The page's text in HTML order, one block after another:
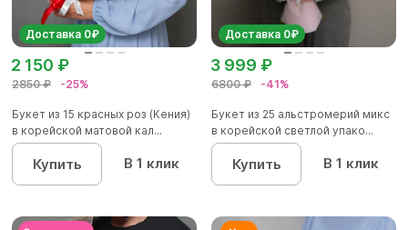
Доставка 0₽
2850 ₽ -25%
2 150 ₽
Букет из 15 красных роз (Кения)
в корейской матовой кал...
Купить В 1 клик
Доставка 0₽
6800 ₽ -41%
3 999 ₽
Букет из 25 альстромерий микс
в корейской светлой упако...
Купить В 1 клик